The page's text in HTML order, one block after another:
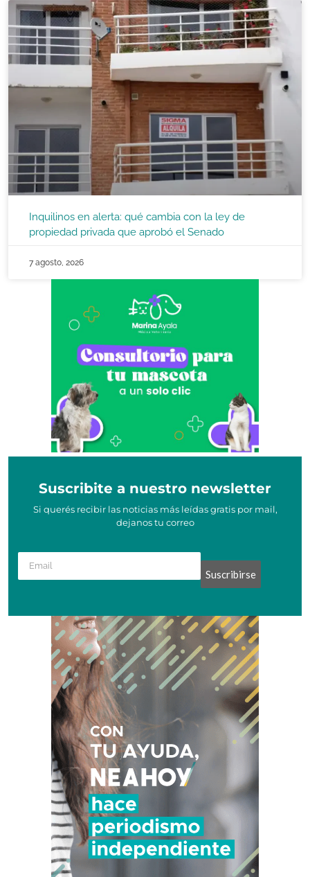
Inquilinos en alerta: qué cambia con la ley de
propiedad privada que aprobó el Senado
7 agosto, 2026
Suscribite a nuestro newsletter
Si querés recibir las noticias más leídas gratis por mail,
dejanos tu correo
Suscribirse